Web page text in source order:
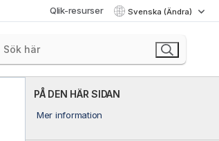
Qlik-resurser Svenska (Ändra)
PÅ DEN HÄR SIDAN
Mer information